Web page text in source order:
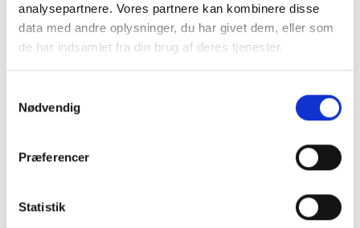
analysepartnere. Vores partnere kan kombinere disse
data med andre oplysninger, du har givet dem, eller som
de har indsamlet fra din brug af deres tjenester.
Nødvendig
Præferencer
Statistik